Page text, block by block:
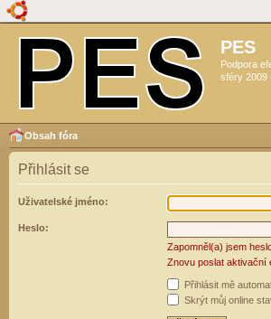
PES
Podpora
sféry 2009
Obsah fóra
Přihlásit se
Uživatelské jméno:
Heslo:
Zapomněl(a) jsem
Znovu poslat aktivační
Přihlásit mě
Skrýt můj online